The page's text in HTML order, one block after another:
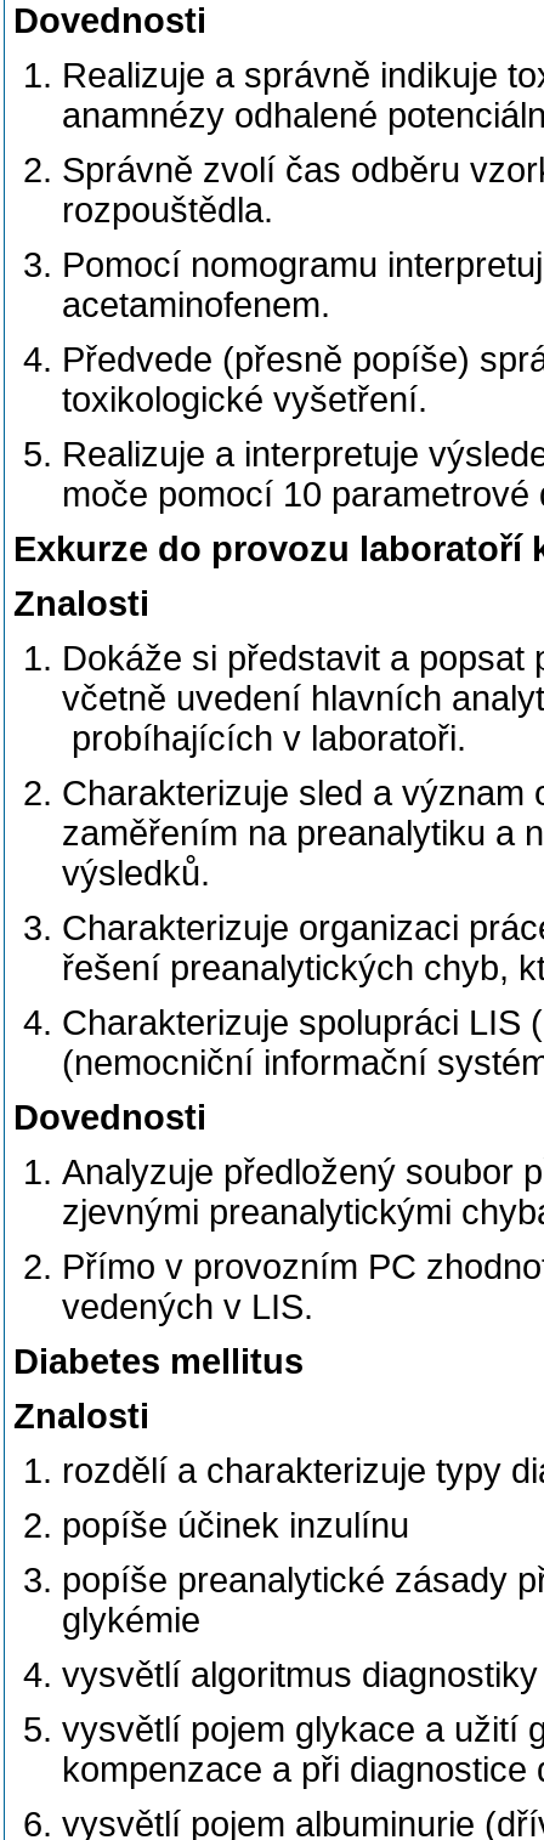
Dovednosti
Realizuje a správně indikuje
anamnézy odhalené
Správně zvolí čas odběru
rozpouštědla.
Pomocí nomogramu
acetaminofenem.
Předvede (přesně popíše)
toxikologické vyšetření.
Realizuje a interpretuje
moče pomocí 10 parametrové
Exkurze do provozu laboratoří
Znalosti
Dokáže si představit a popsat
včetně uvedení hlavních
probíhajících v laboratoři.
Charakterizuje sled a význam
zaměřením na preanalytiku a
výsledků.
Charakterizuje organizaci
řešení preanalytických chyb,
Charakterizuje spolupráci LIS
(nemocniční informační
Dovednosti
Analyzuje předložený soubor
zjevnými preanalytickými
Přímo v provozním PC
vedených v LIS.
Diabetes mellitus
Znalosti
rozdělí a charakterizuje typy
popíše účinek inzulínu
popíše preanalytické zásady
glykémie
vysvětlí algoritmus
vysvětlí pojem glykace a užití
kompenzace a při diagnostice
vysvětlí pojem albuminurie